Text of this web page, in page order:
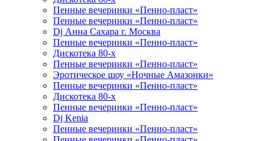
Пенные вечеринки «Пенно-пласт»
Пенные вечеринки «Пенно-пласт»
Dj Анна Сахара г. Москва
Пенные вечеринки «Пенно-пласт»
Дискотека 80-х
Пенные вечеринки «Пенно-пласт»
Эротическое шоу «Ночные Амазонки»
Пенные вечеринки «Пенно-пласт»
Дискотека 80-х
Пенные вечеринки «Пенно-пласт»
Dj Kenia
Пенные вечеринки «Пенно-пласт»